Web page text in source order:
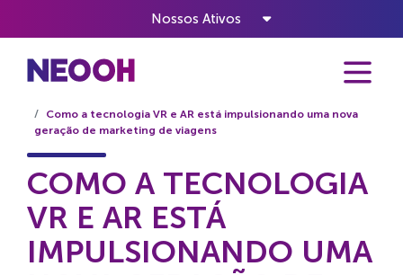
Nossos Ativos
Como a tecnologia VR e AR está impulsionando uma nova
geração de marketing de viagens
COMO A TECNOLOGIA
VR E AR ESTÁ
IMPULSIONANDO UMA